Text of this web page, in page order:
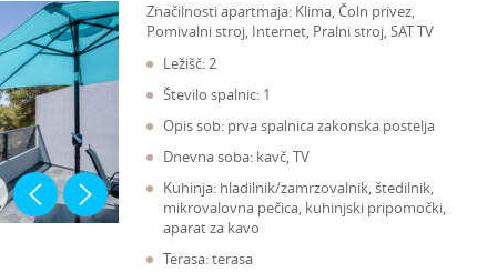
Značilnosti apartmaja: Klima, Čoln privez,
Pomivalni stroj, Internet, Pralni stroj, SAT TV
Ležišč: 2
Število spalnic: 1
Opis sob: prva spalnica zakonska postelja
Dnevna soba: kavč, TV
Kuhinja: hladilnik/zamrzovalnik, štedilnik,
mikrovalovna pečica, kuhinjski pripomočki,
aparat za kavo
Terasa: terasa